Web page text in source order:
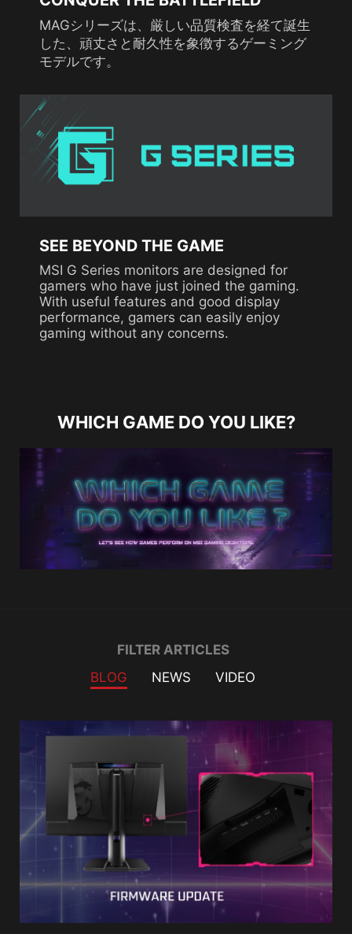
MAGシリーズは、厳しい品質検査を経て誕生
した、頑丈さと耐久性を象徴するゲーミング
モデルです。
SEE BEYOND THE GAME
MSI G Series monitors are designed for
gamers who have just joined the gaming.
With useful features and good display
performance, gamers can easily enjoy
gaming without any concerns.
WHICH GAME DO YOU LIKE?
FILTER ARTICLES
BLOG
NEWS VIDEO